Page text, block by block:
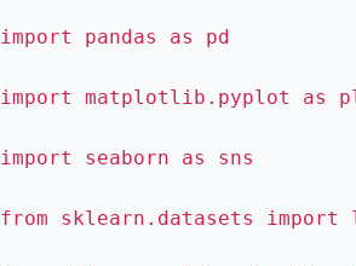
import pandas as pd
import matplotlib.pyplot as
import seaborn as sns
from sklearn.datasets import